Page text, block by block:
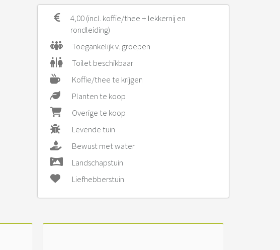
4,00 (incl. koffie/thee + lekkernij en
rondleiding)
Toegankelijk v. groepen
Toilet beschikbaar
Koffie/thee te krijgen
Planten te koop
Overige te koop
Levende tuin
Bewust met water
Landschapstuin
Liefhebberstuin